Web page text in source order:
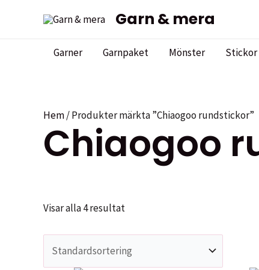
Garn & mera
Garner Garnpaket Mönster Stickor
Hem/ Produkter märkta ”Chiaogoo rundstickor”
Chiaogoo
Visar alla 4 resultat